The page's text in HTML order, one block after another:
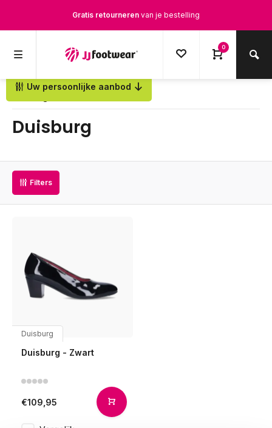
Gratis retourneren van je bestelling
0
Uw persoonlijke aanbod
Duisburg
Filters
Duisburg
Duisburg - Zwart
€109,95